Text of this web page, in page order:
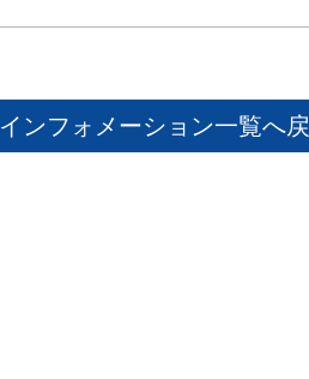
インフォメーション一覧へ